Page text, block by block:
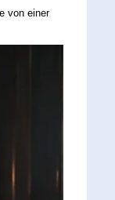
von einer